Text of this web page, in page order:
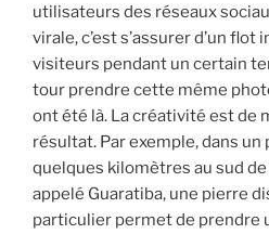
utilisateurs des réseaux
virale, c’est s’assurer d’un
visiteurs pendant un certain
tour prendre cette même
ont été là. La créativité est de
résultat. Par exemple, dans
quelques kilomètres au sud de
appelé Guaratiba, une pierre
particulier permet de prendre